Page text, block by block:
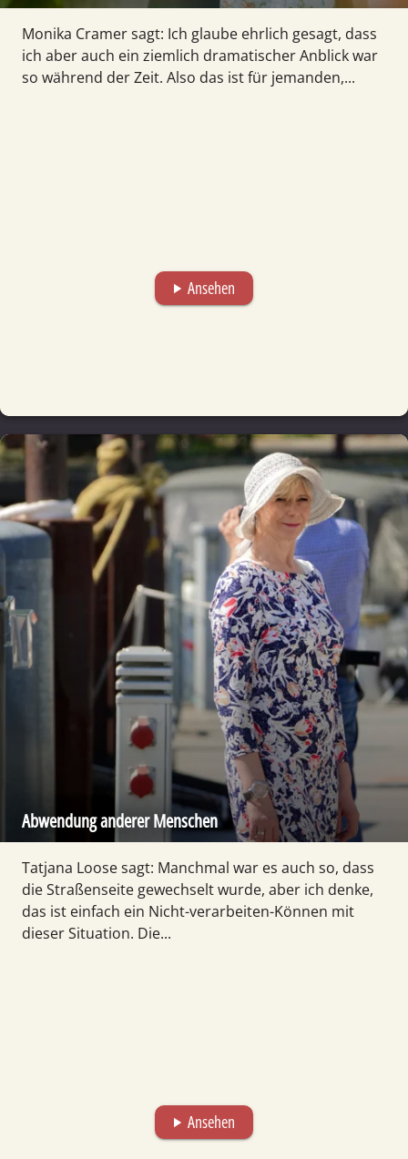
Monika Cramer sagt: Ich glaube ehrlich gesagt, dass
ich aber auch ein ziemlich dramatischer Anblick war
so während der Zeit. Also das ist für jemanden,...
play_arrow Ansehen
Abwendung anderer Menschen
Tatjana Loose sagt: Manchmal war es auch so, dass
die Straßenseite gewechselt wurde, aber ich denke,
das ist einfach ein Nicht-verarbeiten-Können mit
dieser Situation. Die...
play_arrow Ansehen